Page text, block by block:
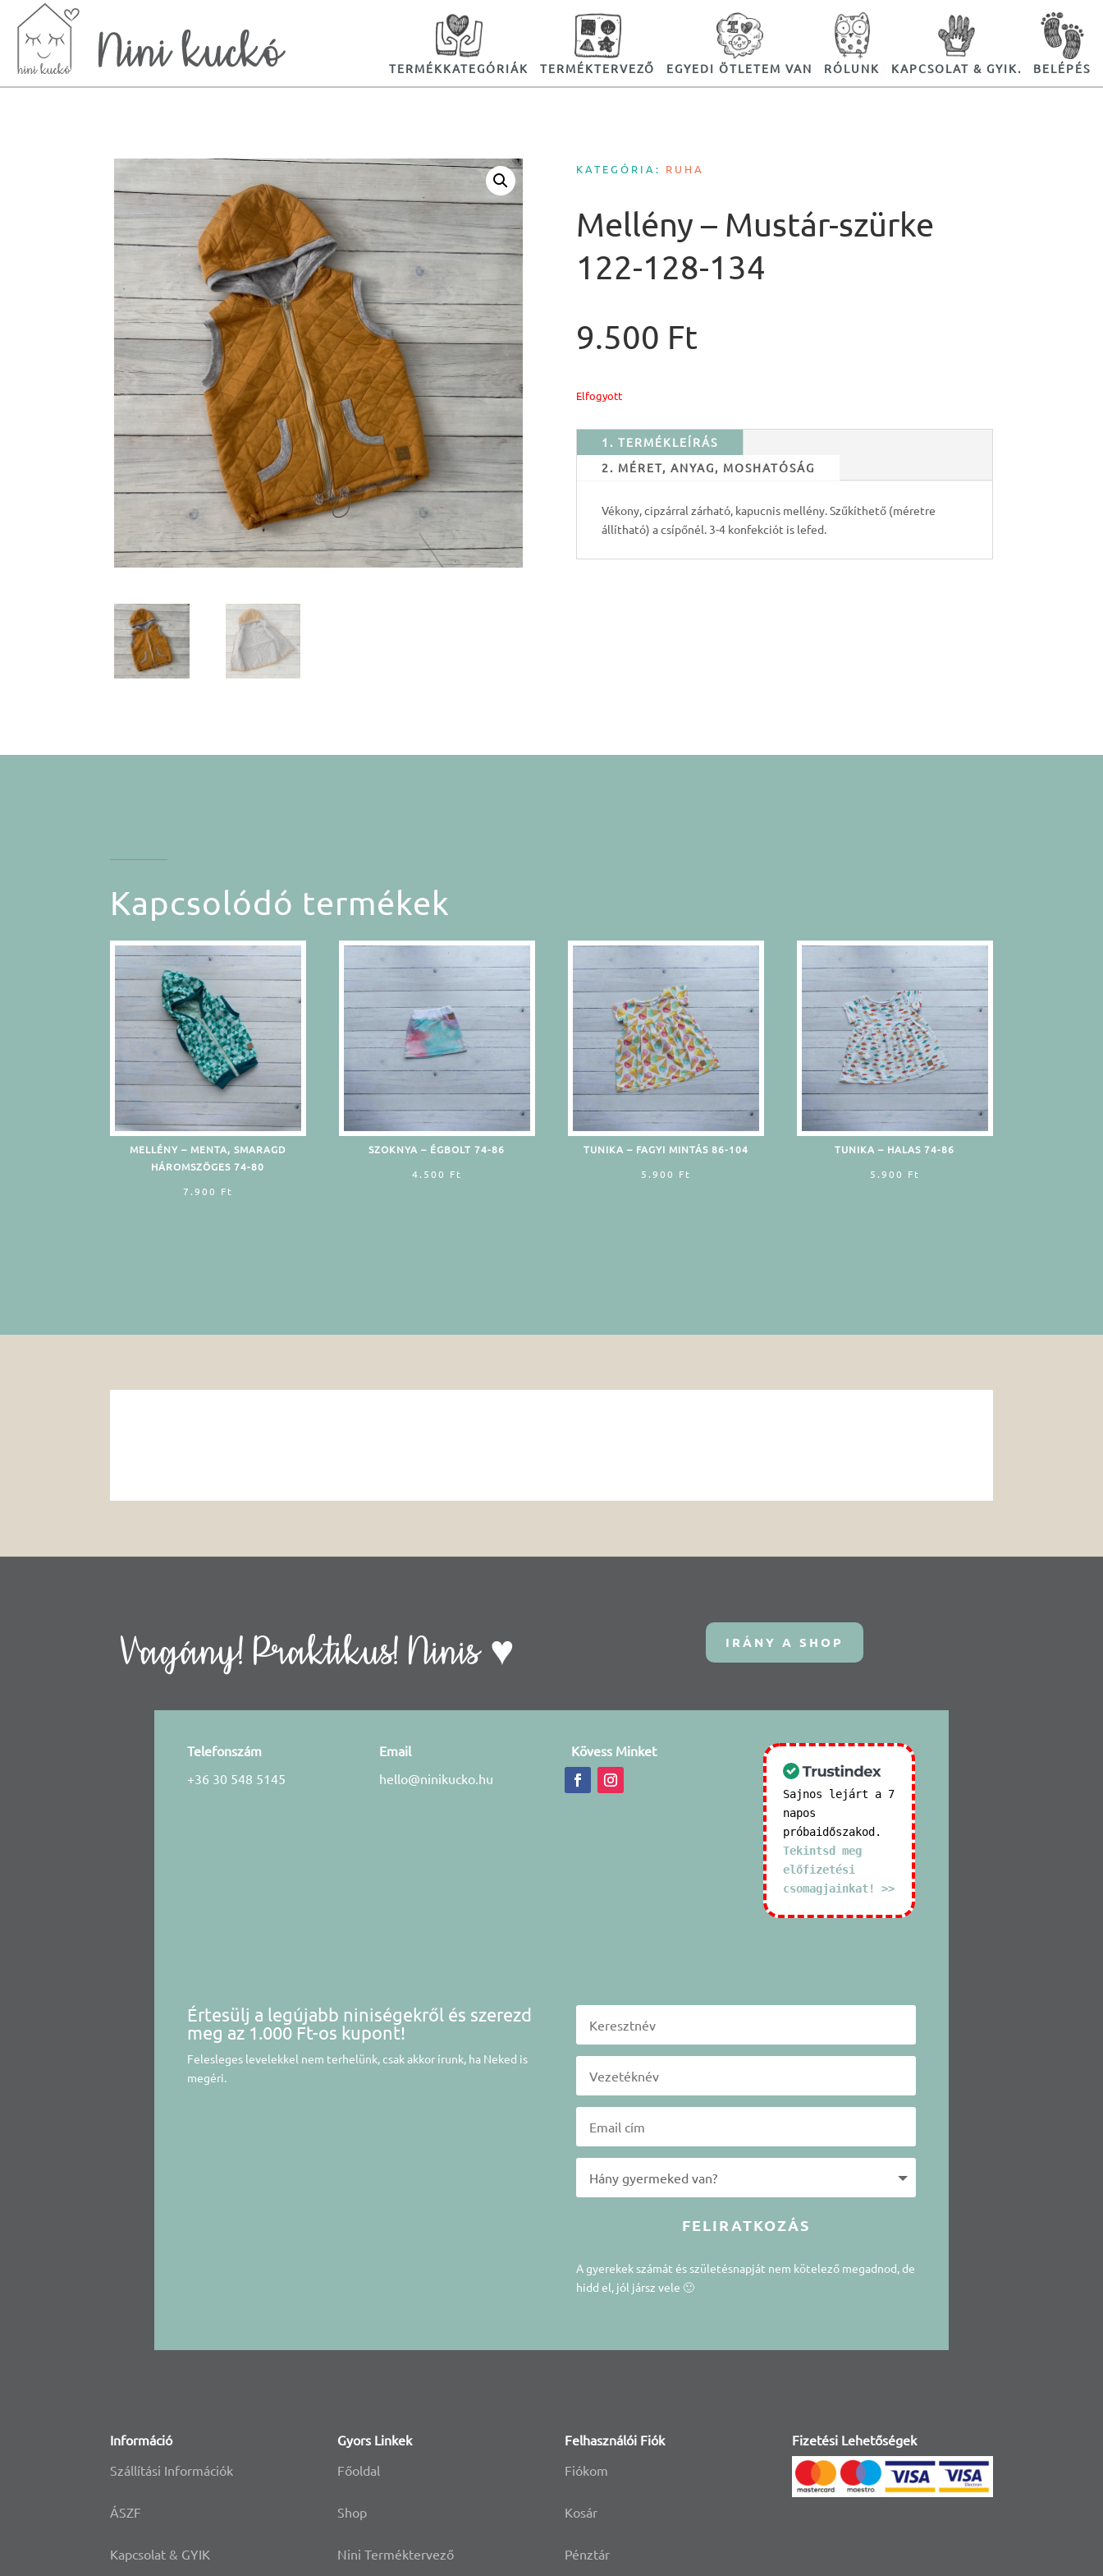
TERMÉKKATEGÓRIÁK TERMÉKTERVEZŐ EGYEDI ÖTLETEM VAN RÓLUNK KAPCSOLAT & GYIK. BELÉPÉS
KATEGÓRIA: RUHA
Mellény – Mustár-szürke
122-128-134
9.500 Ft
Elfogyott
1. TERMÉKLEÍRÁS
2. MÉRET, ANYAG, MOSHATÓSÁG
Vékony, cipzárral zárható, kapucnis mellény. Szűkíthető (méretre
állítható) a csípőnél. 3-4 konfekciót is lefed.
Kapcsolódó termékek
MELLÉNY – MENTA, SMARAGD
HÁROMSZÖGES 74-80
7.900 Ft
SZOKNYA – ÉGBOLT 74-86
4.500 Ft
TUNIKA – FAGYI MINTÁS 86-104
5.900 Ft
TUNIKA – HALAS 74-86
5.900 Ft
Vagány! Praktikus! Ninis ♥ IRÁNY A SHOP
Telefonszám
+36 30 548 5145
Email
hello@ninikucko.hu
Kövess Minket
Sajnos lejárt a 7
napos
próbaidőszakod.
Tekintsd meg
előfizetési
csomagjainkat! >>
Értesülj a legújabb niniségekről és szerezd
meg az 1.000 Ft-os kupont!
Felesleges levelekkel nem terhelünk, csak akkor írunk, ha Neked is
megéri.
FELIRATKOZÁS
A gyerekek számát és születésnapját nem kötelező megadnod, de
hidd el, jól jársz vele 🙂
Információ
Szállítási Információk
ÁSZF
Kapcsolat & GYIK
Gyors Linkek
Főoldal
Shop
Nini Terméktervező
Felhasználói Fiók
Fiókom
Kosár
Pénztár
Fizetési Lehetőségek